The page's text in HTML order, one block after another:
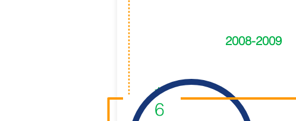
2008-2009
1
6